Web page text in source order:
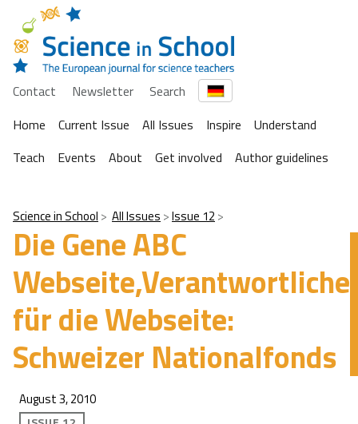
Contact Newsletter
Search
Home
Current Issue All Issues Inspire
Understand
Teach
Events About Get involved Author guidelines
Science in School All Issues Issue 12
Die Gene ABC
Webseite,Verantwortliche
für die Webseite:
Schweizer Nationalfonds
August 3, 2010